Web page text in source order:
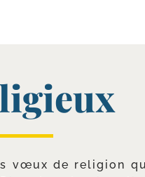
vœux de reli­gion